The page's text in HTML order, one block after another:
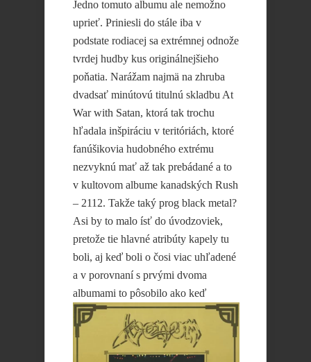
Jedno tomuto albumu ale nemožno
uprieť. Priniesli do stále iba v
podstate rodiacej sa extrémnej odnože
tvrdej hudby kus originálnejšieho
poňatia. Narážam najmä na zhruba
dvadsať minútovú titulnú skladbu At
War with Satan, ktorá tak trochu
hľadala inšpiráciu v teritóriách, ktoré
fanúšikovia hudobného extrému
nezvyknú mať až tak prebádané a to
v kultovom albume kanadských Rush
– 2112. Takže taký prog black metal?
Asi by to malo ísť do úvodzoviek,
pretože tie hlavné atribúty kapely tu
boli, aj keď boli o čosi viac uhľadené
a v porovnaní s prvými dvoma
albumami to pôsobilo ako keď